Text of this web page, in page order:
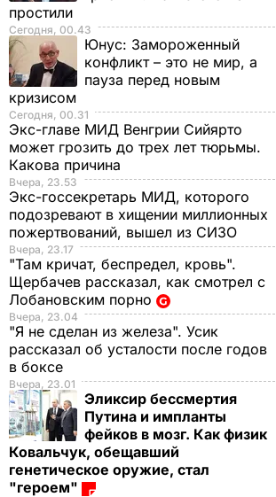
простили
Сегодня, 00.43
Юнус: Замороженный
конфликт – это не мир, а
пауза перед новым
кризисом
Сегодня, 00.31
Экс-главе МИД Венгрии Сийярто
может грозить до трех лет тюрьмы.
Какова причина
Вчера, 23.53
Экс-госсекретарь МИД, которого
подозревают в хищении миллионных
пожертвований, вышел из СИЗО
Вчера, 23.17
"Там кричат, беспредел, кровь".
Щербачев рассказал, как смотрел с
Лобановским порно
Вчера, 23.04
"Я не сделан из железа". Усик
рассказал об усталости после годов
в боксе
Вчера, 23.01
Эликсир бессмертия
Путина и импланты
фейков в мозг. Как физик
Ковальчук, обещавший
генетическое оружие, стал
"героем"